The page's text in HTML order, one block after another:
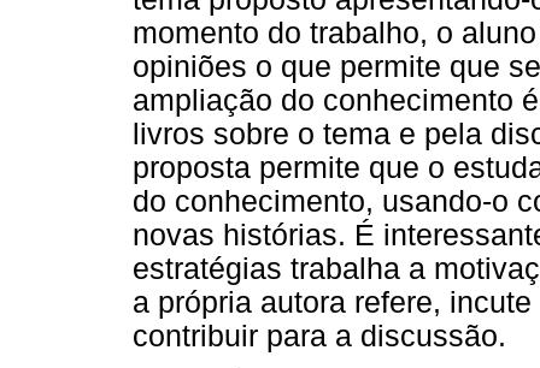
momento do trabalho, o
opiniões o que permite que
ampliação do conhecimento
livros sobre o tema e pela
proposta permite que o
do conhecimento, usando-o
novas histórias. É
estratégias trabalha a
a própria autora refere,
contribuir para a discussão.